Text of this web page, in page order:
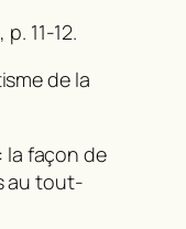
11-12.
de la
la façon de
au tout-